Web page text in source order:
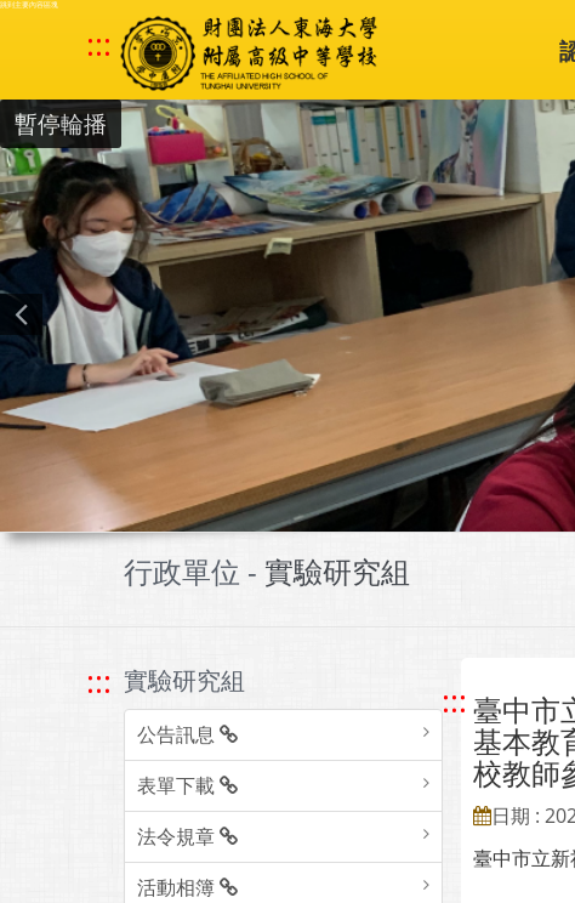
跳到主要內容區塊
:::
暫停輪播
行政單位 - 實驗研究組
::: 實驗研究組
公告訊息
表單下載
法令規章
活動相簿
::: 臺中市
基本教
校教師
日期 :
臺中市立